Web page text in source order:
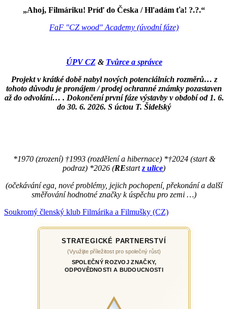
„Ahoj, Filmáriku! Príď do Česka / Hľadám ťa! ?.?.“
FaF "CZ wood" Academy (úvodní fáze)
ÚPV CZ & Tvůrce a správce
Projekt v krátké době nabyl nových potenciálních rozměrů… z
tohoto důvodu je pronájem / prodej ochranné známky pozastaven
až do odvolání… . Dokončení první fáze výstavby v období od 1. 6.
do 30. 6. 2026. S úctou T. Šidelský
*1970 (zrození) †1993 (rozdělení a hibernace) *†2024 (start &
podraz) *2026 (REstartz ulice)
(očekávání ega, nové problémy, jejich pochopení, překonání a další
směřování hodnotné značky k úspěchu pro zemi …)
Soukromý členský klub Filmárika a Filmušky (CZ)
STRATEGICKÉ PARTNERSTVÍ
(Využijte příležitost pro společný růst)
SPOLEČNÝ ROZVOJ ZNAČKY,
ODPOVĚDNOSTI A BUDOUCNOSTI